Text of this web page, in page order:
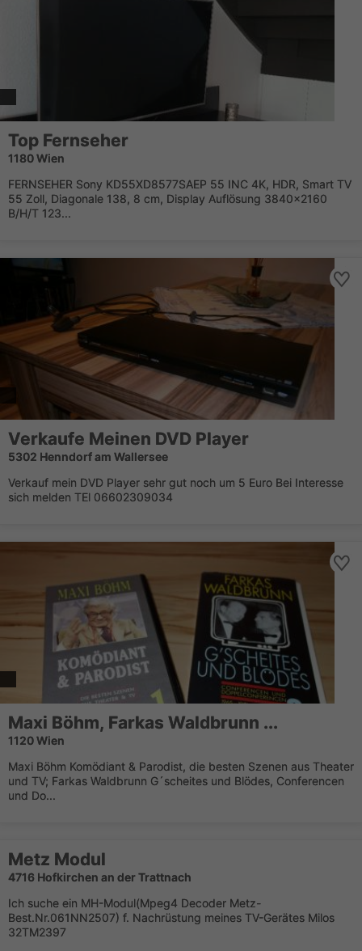
Top Fernseher
1180 Wien
FERNSEHER Sony KD55XD8577SAEP 55 INC 4K, HDR, Smart TV
55 Zoll, Diagonale 138, 8 cm, Display Auflösung 3840x2160
B/H/T 123...
Verkaufe Meinen DVD Player
5302 Henndorf am Wallersee
Verkauf mein DVD Player sehr gut noch um 5 Euro Bei Interesse
sich melden TEl 06602309034
Maxi Böhm, Farkas Waldbrunn ...
1120 Wien
Maxi Böhm Komödiant & Parodist, die besten Szenen aus Theater
und TV; Farkas Waldbrunn G´scheites und Blödes, Conferencen
und Do...
Metz Modul
4716 Hofkirchen an der Trattnach
Ich suche ein MH-Modul(Mpeg4 Decoder Metz-
Best.Nr.061NN2507) f. Nachrüstung meines TV-Gerätes Milos
32TM2397